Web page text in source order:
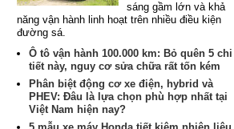
sáng gầm lớn và khả
năng vận hành linh hoạt trên nhiều điều kiện
đường sá.
Ô tô vận hành 100.000 km: Bỏ quên 5 chi
tiết này, nguy cơ sửa chữa rất tốn kém
Phân biệt động cơ xe điện, hybrid và
PHEV: Đâu là lựa chọn phù hợp nhất tại
Việt Nam hiện nay?